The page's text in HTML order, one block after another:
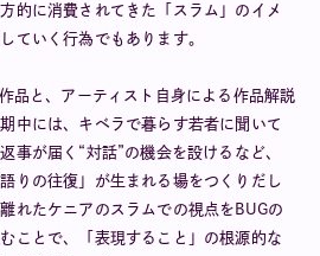
的に消費されてきた「スラム」のイメ
ていく行為でもあります。
品と、アーティスト自身による作品解説
中には、キベラで暮らす若者に聞いて
事が届く“対話”の機会を設けるなど、
りの往復」が生まれる場をつくりだし
れたケニアのスラムでの視点をBUGの
ことで、「表現すること」の根源的な